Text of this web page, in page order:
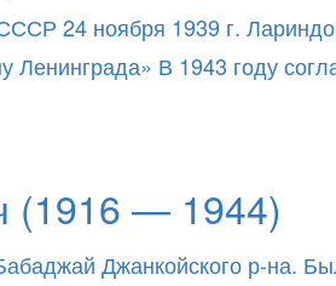
24 ноября 1939 г.
В 1943 году
(1916 — 1944)
Джанкойского р-на.